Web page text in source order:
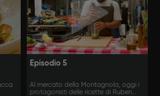
Episodio 5
Al mercato della Montagnola, oggi i
protagonisti delle ricette di Ruben